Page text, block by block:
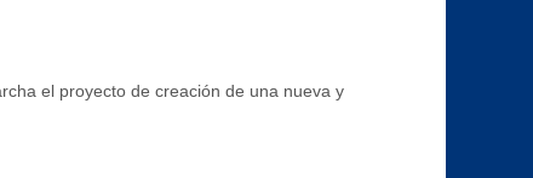
el proyecto de creación de una nueva y